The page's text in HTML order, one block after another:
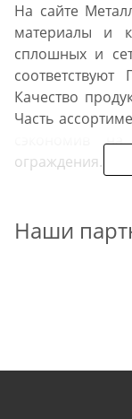
На сайте
материалы и
сплошных и
Качество
Часть
сэкономив на
ограждения.
настила: от
самые
Возможно
Наши